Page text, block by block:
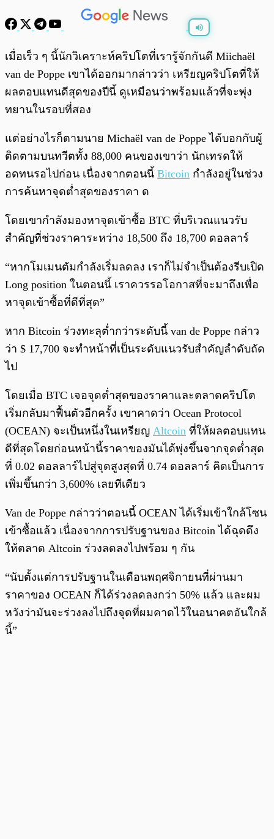
พร้อมเล่น 0:00
เมื่อเร็ว ๆ นี้นักวิเคราะห์คริปโตที่เรารู้จักกันดี Miichaël
van de Poppe เขาได้ออกมากล่าวว่า เหรียญคริปโตที่ให้
ผลตอบแทนดีสุดของปีนี้ ดูเหมือนว่าพร้อมแล้วที่จะพุ่ง
ทยานในรอบที่สอง
แต่อย่างไรก็ตามนาย Michaël van de Poppe ได้บอกกับผู้
ติดตามบนทวีตทั้ง 88,000 คนของเขาว่า นักเทรดให้
อดทนรอไปก่อน เนื่องจากตอนนี้ Bitcoin กำลังอยู่ในช่วง
การค้นหาจุดต่ำสุดของราคา ด
โดยเขากำลังมองหาจุดเข้าซื้อ BTC ที่บริเวณแนวรับ
สำคัญที่ช่วงราคาระหว่าง 18,500 ถึง 18,700 ดอลลาร์
“หากโมเมนตัมกำลังเริ่มลดลง เราก็ไม่จำเป็นต้องรีบเปิด
Long position ในตอนนี้ เราควรรอโอกาสที่จะมาถึงเพื่อ
หาจุดเข้าซื้อที่ดีที่สุด”
หาก Bitcoin ร่วงทะลุต่ำกว่าระดับนี้ van de Poppe กล่าว
ว่า $ 17,700 จะทำหน้าที่เป็นระดับแนวรับสำคัญลำดับถัด
ไป
โดยเมื่อ BTC เจอจุดต่ำสุดของราคาและตลาดคริปโต
เริ่มกลับมาฟื้นตัวอีกครั้ง เขาคาดว่า Ocean Protocol
(OCEAN) จะเป็นหนึ่งในเหรียญ Altcoin ที่ให้ผลตอบแทน
ดีที่สุดโดยก่อนหน้านี้ราคาของมันได้พุ่งขึ้นจากจุดต่ำสุด
ที่ 0.02 ดอลลาร์ไปสู่จุดสูงสุดที่ 0.74 ดอลลาร์ คิดเป็นการ
เพิ่มขึ้นกว่า 3,600% เลยทีเดียว
Van de Poppe กล่าวว่าตอนนี้ OCEAN ได้เริ่มเข้าใกล้โซน
เข้าซื้อแล้ว เนื่องจากการปรับฐานของ Bitcoin ได้ฉุดดึง
ให้ตลาด Altcoin ร่วงลดลงไปพร้อม ๆ กัน
“นับตั้งแต่การปรับฐานในเดือนพฤศจิกายนที่ผ่านมา
ราคาของ OCEAN ก็ได้ร่วงลดลงกว่า 50% แล้ว และผม
หวังว่ามันจะร่วงลงไปถึงจุดที่ผมคาดไว้ในอนาคตอันใกล้
นี้”